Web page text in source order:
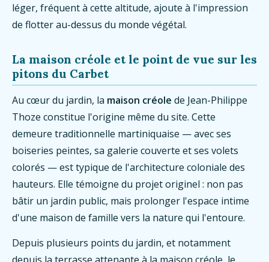
léger, fréquent à cette altitude, ajoute à l'impression
de flotter au-dessus du monde végétal.
La maison créole et le point de vue sur les
pitons du Carbet
Au cœur du jardin, la maison créole de Jean-Philippe
Thoze constitue l'origine même du site. Cette
demeure traditionnelle martiniquaise — avec ses
boiseries peintes, sa galerie couverte et ses volets
colorés — est typique de l'architecture coloniale des
hauteurs. Elle témoigne du projet originel : non pas
bâtir un jardin public, mais prolonger l'espace intime
d'une maison de famille vers la nature qui l'entoure.
Depuis plusieurs points du jardin, et notamment